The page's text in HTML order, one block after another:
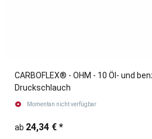
CARBOFLEX® - OHM - 10 Öl- und
Druckschlauch
Momentan nicht verfügbar
ab 24,34 € *